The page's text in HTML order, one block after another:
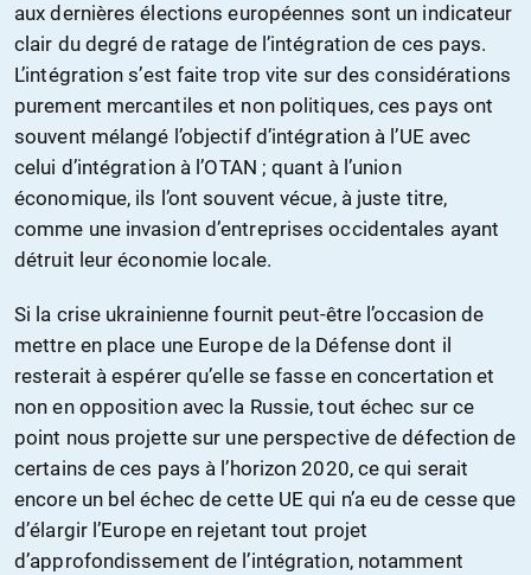
aux dernières élections européennes sont un indicateur
clair du degré de ratage de l’intégration de ces pays.
L’intégration s’est faite trop vite sur des considérations
purement mercantiles et non politiques, ces pays ont
souvent mélangé l’objectif d’intégration à l’UE avec
celui d’intégration à l’OTAN ; quant à l’union
économique, ils l’ont souvent vécue, à juste titre,
comme une invasion d’entreprises occidentales ayant
détruit leur économie locale.
Si la crise ukrainienne fournit peut-être l’occasion de
mettre en place une Europe de la Défense dont il
resterait à espérer qu’elle se fasse en concertation et
non en opposition avec la Russie, tout échec sur ce
point nous projette sur une perspective de défection de
certains de ces pays à l’horizon 2020, ce qui serait
encore un bel échec de cette UE qui n’a eu de cesse que
d’élargir l’Europe en rejetant tout projet
d’approfondissement de l’intégration, notamment